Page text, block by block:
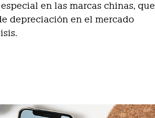
en las marcas chinas, que
depreciación en el mercado